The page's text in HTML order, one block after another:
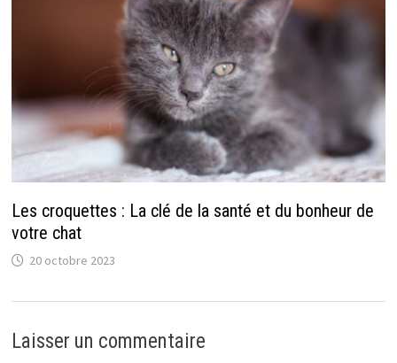
Les croquettes : La clé de la santé et du bonheur de
votre chat
20 octobre 2023
Laisser un commentaire